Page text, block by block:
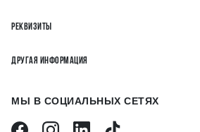
РЕКВИЗИТЫ
ДРУГАЯ ИНФОРМАЦИЯ
МЫ В СОЦИАЛЬНЫХ СЕТЯХ